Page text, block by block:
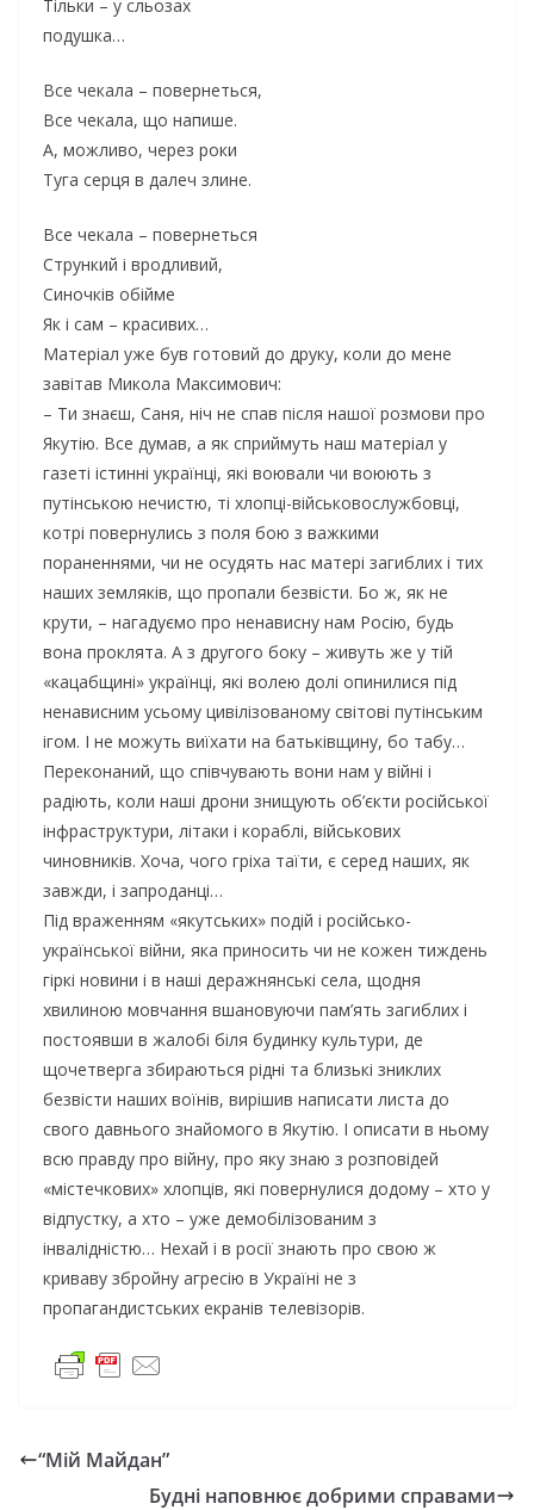
Тільки – у сльозах
подушка…
Все чекала – повернеться,
Все чекала, що напише.
А, можливо, через роки
Туга серця в далеч злине.
Все чекала – повернеться
Стрункий і вродливий,
Синочків обійме
Як і сам – красивих…
Матеріал уже був готовий до друку, коли до мене
завітав Микола Максимович:
– Ти знаєш, Саня, ніч не спав після нашої розмови про
Якутію. Все думав, а як сприймуть наш матеріал у
газеті істинні українці, які воювали чи воюють з
путінською нечистю, ті хлопці-військовослужбовці,
котрі повернулись з поля бою з важкими
пораненнями, чи не осудять нас матері загиблих і тих
наших земляків, що пропали безвісти. Бо ж, як не
крути, – нагадуємо про ненависну нам Росію, будь
вона проклята. А з другого боку – живуть же у тій
«кацабщині» українці, які волею долі опинилися під
ненависним усьому цивілізованому світові путінським
ігом. І не можуть виїхати на батьківщину, бо табу…
Переконаний, що співчувають вони нам у війні і
радіють, коли наші дрони знищують об’єкти російської
інфраструктури, літаки і кораблі, військових
чиновників. Хоча, чого гріха таїти, є серед наших, як
завжди, і запроданці…
Під враженням «якутських» подій і російсько-
української війни, яка приносить чи не кожен тиждень
гіркі новини і в наші деражнянські села, щодня
хвилиною мовчання вшановуючи пам’ять загиблих і
постоявши в жалобі біля будинку культури, де
щочетверга збираються рідні та близькі зниклих
безвісти наших воїнів, вирішив написати листа до
свого давнього знайомого в Якутію. І описати в ньому
всю правду про війну, про яку знаю з розповідей
«містечкових» хлопців, які повернулися додому – хто у
відпустку, а хто – уже демобілізованим з
інвалідністю… Нехай і в росії знають про свою ж
криваву збройну агресію в Україні не з
пропагандистських екранів телевізорів.
“Мій Майдан”
Будні наповнює добрими справами